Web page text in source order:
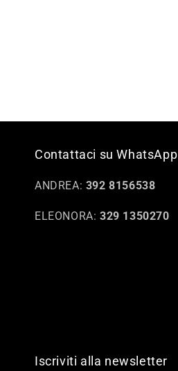
Contattaci su WhatsApp
ANDREA: 392 8156538
ELEONORA: 329 1350270
Iscriviti alla newsletter